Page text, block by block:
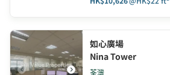
如心廣場
Nina Tower
荃灣